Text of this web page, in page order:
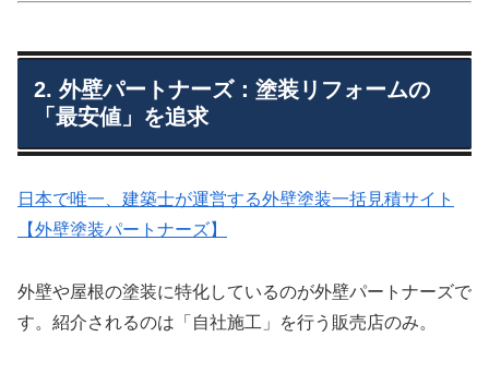
2. 外壁パートナーズ：塗装リフォームの
「最安値」を追求
日本で唯一、建築士が運営する外壁塗装一括見積サイト
【外壁塗装パートナーズ】
外壁や屋根の塗装に特化しているのが外壁パートナーズで
す。紹介されるのは「自社施工」を行う販売店のみ。